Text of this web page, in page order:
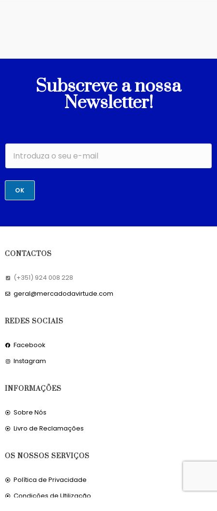
Subscreve a nossa
Newsletter!
OK
CONTACTOS
(+351) 924 008 228
geral@mercadodavirtude.com
REDES SOCIAIS
Facebook
Instagram
INFORMAÇÕES
Sobre Nós
Livro de Reclamações
OS NOSSOS SERVIÇOS
Política de Privacidade
Condições de Utilização